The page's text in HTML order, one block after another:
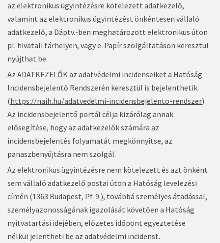
az elektronikus ügyintézésre kötelezett adatkezelő,
valamint az elektronikus ügyintézést önkéntesen vállaló
adatkezelő, a Dáptv.-ben meghatározott elektronikus úton
pl. hivatali tárhelyen, vagy e-Papír szolgáltatáson keresztül
nyújthat be.
Az ADATKEZELŐK az adatvédelmi incidenseiket a Hatóság
Incidensbejelentő Rendszerén keresztül is bejelenthetik.
(https://naih.hu/adatvedelmi-incidensbejelento-rendszer)
Az incidensbejelentő portál célja kizárólag annak
elősegítése, hogy az adatkezelők számára az
incidensbejelentés folyamatát megkönnyítse, az
panaszbenyújtásra nem szolgál.
Az elektronikus ügyintézésre nem kötelezett és azt önként
sem vállaló adatkezelő postai úton a Hatóság levelezési
címén (1363 Budapest, Pf. 9.), továbbá személyes átadással,
személyazonosságának igazolását követően a Hatóság
nyitvatartási idejében, előzetes időpont egyeztetése
nélkül jelentheti be az adatvédelmi incidenst.